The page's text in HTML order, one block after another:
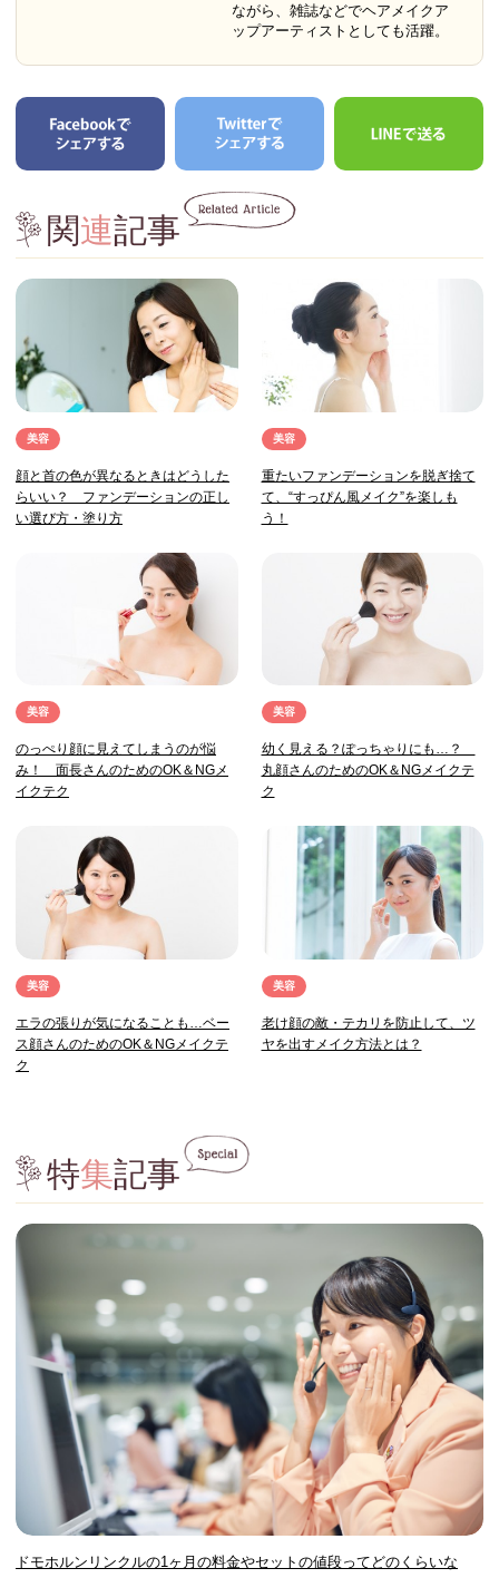
ながら、雑誌などでヘアメイクア
ップアーティストとしても活躍。
関連記事
美容
顔と首の色が異なるときはどうした
らいい？ ファンデーションの正し
い選び方・塗り方
美容
重たいファンデーションを脱ぎ捨て
て、“すっぴん風メイク”を楽しも
う！
美容
のっぺり顔に見えてしまうのが悩
み！ 面長さんのためのOK＆NGメ
イクテク
美容
幼く見える？ぽっちゃりにも…？
丸顔さんのためのOK＆NGメイクテ
ク
美容
エラの張りが気になることも…ベー
ス顔さんのためのOK＆NGメイクテ
ク
美容
老け顔の敵・テカリを防止して、ツ
ヤを出すメイク方法とは？
特集記事
ドモホルンリンクルの1ヶ月の料金やセットの値段ってどのくらいな